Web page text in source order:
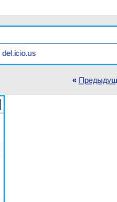
del.icio.us
«